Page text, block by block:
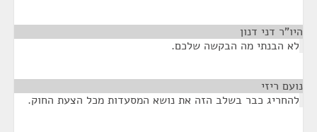
היו"ר דני דנון
לא הבנתי מה הבקשה שלכם.
נועם ריזי
להחריג כבר בשלב הזה את נושא המסעדות מכל הצעת החוק.